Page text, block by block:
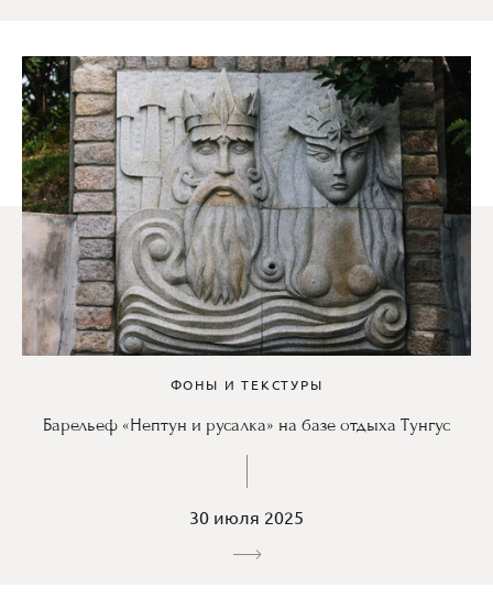
ФОНЫ И ТЕКСТУРЫ
Барельеф «Нептун и русалка» на базе отдыха Тунгус
30 июля 2025